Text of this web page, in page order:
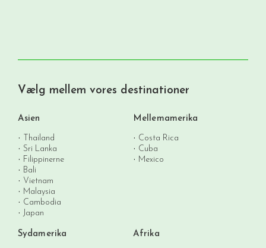
Vælg mellem vores destinationer
Asien
Thailand
Sri Lanka
Filippinerne
Bali
Vietnam
Malaysia
Cambodia
Japan
Mellemamerika
Costa Rica
Cuba
Mexico
Sydamerika Afrika